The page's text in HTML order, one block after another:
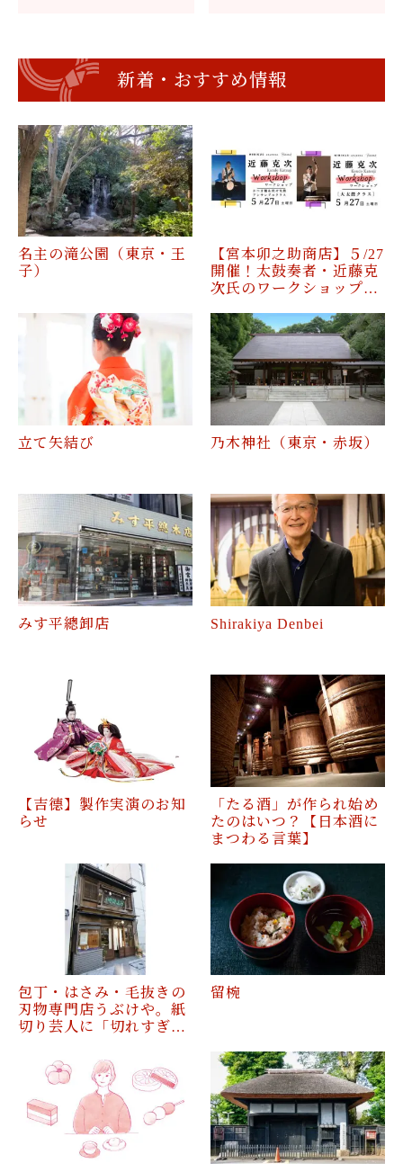
新着・おすすめ情報
名主の滝公園（東京・王
子）
【宮本卯之助商店】５/27
開催！太鼓奏者・近藤克
次氏のワークショップ…
立て矢結び 乃木神社（東京・赤坂）
みす平總卸店 Shirakiya Denbei
【吉德】製作実演のお知
らせ
「たる酒」が作られ始め
たのはいつ？【日本酒に
まつわる言葉】
包丁・はさみ・毛抜きの
刃物専門店うぶけや。紙
切り芸人に「切れすぎ…
留椀